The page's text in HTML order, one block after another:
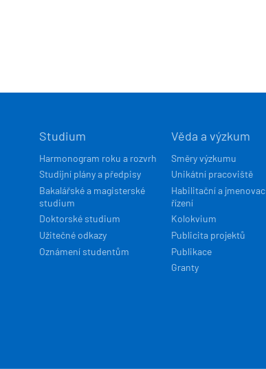
Studium
Harmonogram roku a rozvrh
Studijní plány a předpisy
Bakalářské a magisterské
studium
Doktorské studium
Užitečné odkazy
Oznámení studentům
Věda a výzkum
Směry výzkumu
Unikátní pracoviště
Habilitační a
řízení
Kolokvium
Publicita projektů
Publikace
Granty